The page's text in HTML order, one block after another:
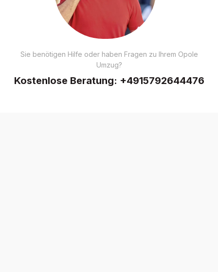
Sie benötigen Hilfe oder haben Fragen zu Ihrem Opole
Umzug?
Kostenlose Beratung: +4915792644476